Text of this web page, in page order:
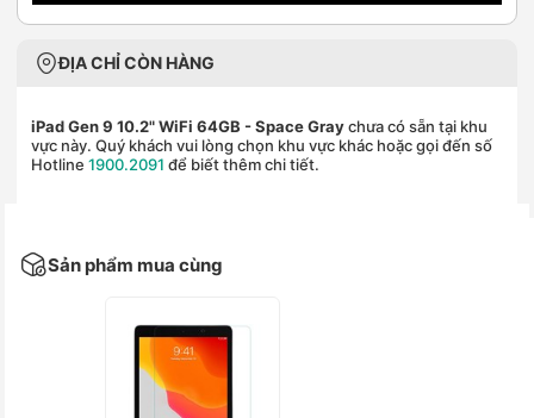
ĐỊA CHỈ CÒN HÀNG
iPad Gen 9 10.2" WiFi 64GB - Space Graychưa có sẵn tại khu
vực này. Quý khách vui lòng chọn khu vực khác hoặc gọi đến số
Hotline 1900.2091 để biết thêm chi tiết.
Sản phẩm mua cùng